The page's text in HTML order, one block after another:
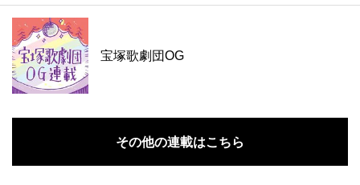
宝塚歌劇団OG
その他の連載はこちら